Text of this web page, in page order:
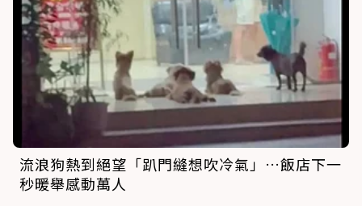
流浪狗熱到絕望「趴門縫想吹冷氣」…飯店下一
秒暖舉感動萬人